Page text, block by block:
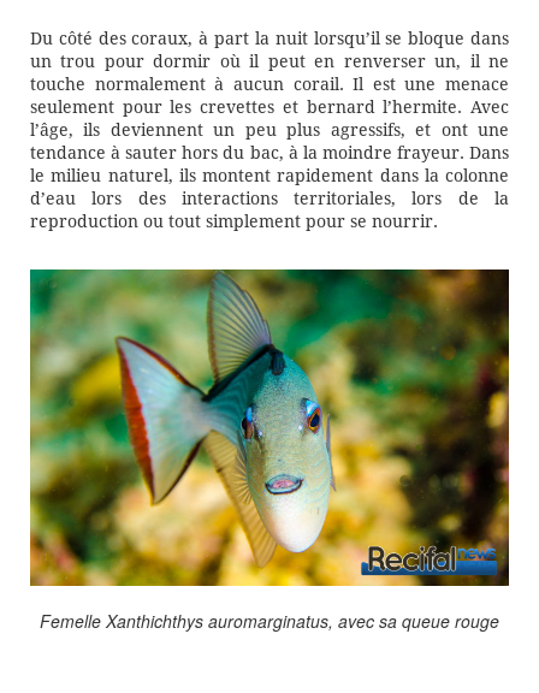
Du côté des coraux, à part la nuit lorsqu’il se bloque dans
un trou pour dormir où il peut en renverser un, il ne
touche normalement à aucun corail. Il est une menace
seulement pour les crevettes et bernard l’hermite. Avec
l’âge, ils deviennent un peu plus agressifs, et ont une
tendance à sauter hors du bac, à la moindre frayeur. Dans
le milieu naturel, ils montent rapidement dans la colonne
d’eau lors des interactions territoriales, lors de la
reproduction ou tout simplement pour se nourrir.
Femelle Xanthichthys auromarginatus, avec sa queue rouge